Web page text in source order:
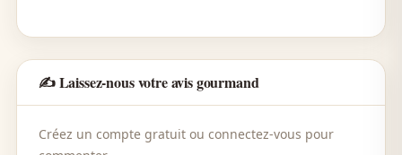
✍️ Laissez-nous votre avis gourmand
Créez un compte gratuit ou connectez-vous pour